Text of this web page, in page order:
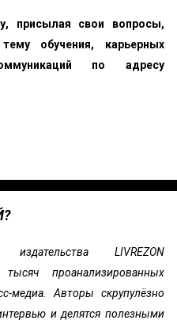
присылая свои вопросы,
обучения, карьерных
по адресу
LIVREZON
проанализированных
медиа. Авторы скрупулёзно
и делятся полезными